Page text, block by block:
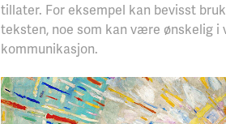
tillater. For eksempel kan bevisst
teksten, noe som kan være ønskelig i
kommunikasjon.